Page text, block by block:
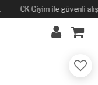
CK Giyim ile güvenli